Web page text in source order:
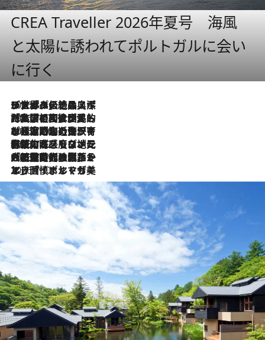
CREA Traveller 2026年夏号 海風
と太陽に誘われてポルトガルに会い
に行く
2026.8.8
リスボンの絶品スイーツ「パステル・デ・ナタ」とは？ポルトガル伝統の奥深い世界へ
2026.7.27
「私の祖国はポルトガル語です」国民的詩人フェルナンド・ペソアと、彼が愛した文学の街を歩く
2026.7.26
ポルトガル近海が育む極上の海の幸。キリリと冷えた白ワインと愉しむ、シーフード専門店の贅沢
2026.7.22
伝統の味をモダンに昇華。高感度な地元客が集う、リスボンの最旬ガストロノミー
2026.7.21
大航海時代の栄華から、震災、独裁、そして革命へ。ポルトガル・首都リスボンの石畳に刻まれた「歴史の光と影」
2026.7.13
エッセイ・ヤマザキマリ「慎ましくも美しき国 ポルトガル」